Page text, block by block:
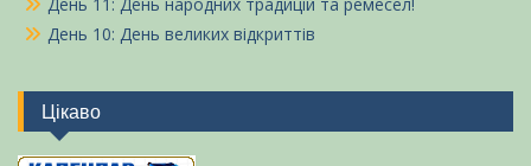
День 10: День великих відкриттів
Цікаво